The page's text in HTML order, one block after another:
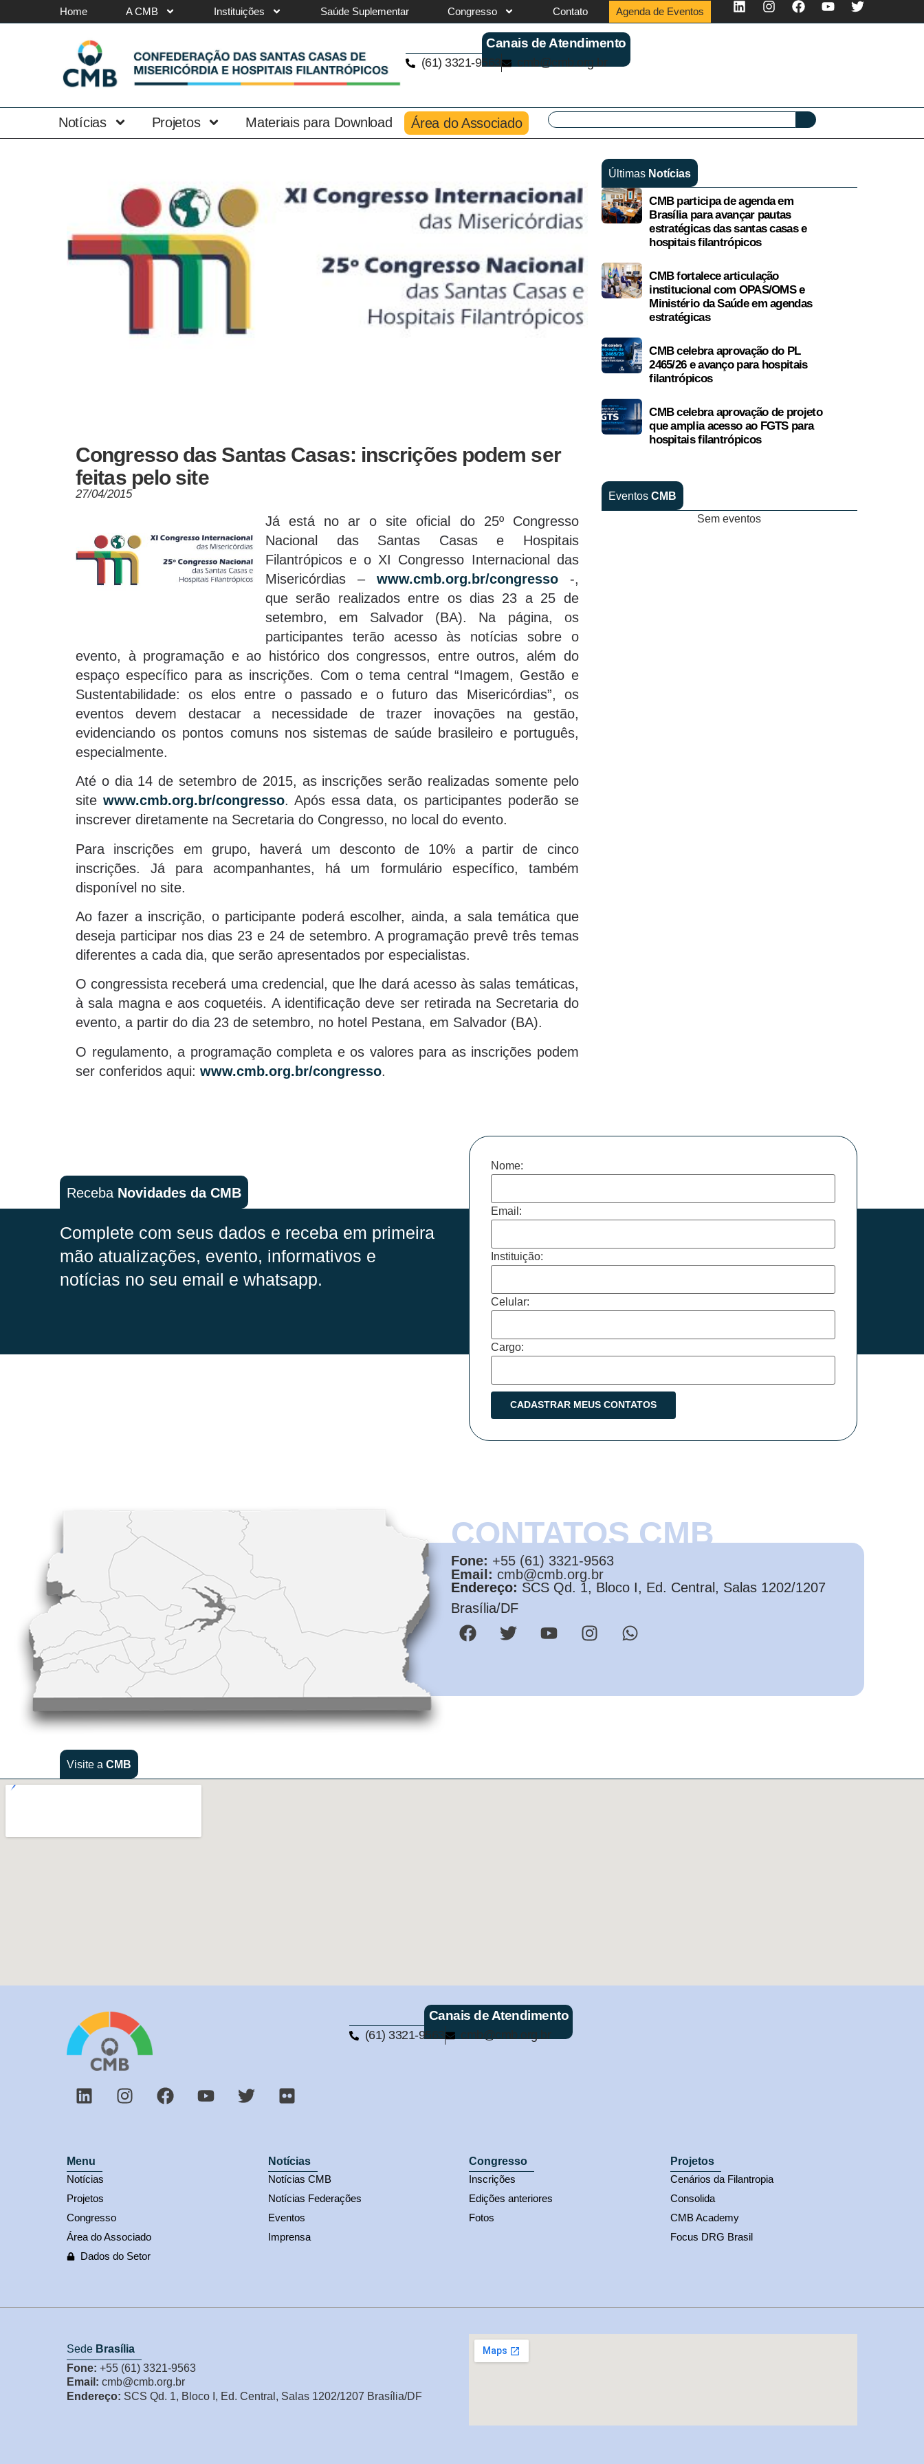
Home A CMB Instituições Saúde Suplementar Congresso Contato Agenda de Eventos
Canais de Atendimento
(61) 3321-9563 cmb@cmb.org.br
Notícias Projetos Materiais para Download Área do Associado
Congresso das Santas Casas: inscrições podem ser
feitas pelo site
27/04/2015
Já está no ar o site oficial do 25º Congresso
Nacional das Santas Casas e Hospitais
Filantrópicos e o XI Congresso Internacional das
Misericórdias – www.cmb.org.br/congresso-,
que serão realizados entre os dias 23 a 25 de
setembro, em Salvador (BA). Na página, os
participantes terão acesso às notícias sobre o
evento, à programação e ao histórico dos congressos, entre outros, além do
espaço específico para as inscrições. Com o tema central “Imagem, Gestão e
Sustentabilidade: os elos entre o passado e o futuro das Misericórdias”, os
eventos devem destacar a necessidade de trazer inovações na gestão,
evidenciando os pontos comuns nos sistemas de saúde brasileiro e português,
especialmente.
Até o dia 14 de setembro de 2015, as inscrições serão realizadas somente pelo
site www.cmb.org.br/congresso. Após essa data, os participantes poderão se
inscrever diretamente na Secretaria do Congresso, no local do evento.
Para inscrições em grupo, haverá um desconto de 10% a partir de cinco
inscrições. Já para acompanhantes, há um formulário específico, também
disponível no site.
Ao fazer a inscrição, o participante poderá escolher, ainda, a sala temática que
deseja participar nos dias 23 e 24 de setembro. A programação prevê três temas
diferentes a cada dia, que serão apresentados por especialistas.
O congressista receberá uma credencial, que lhe dará acesso às salas temáticas,
à sala magna e aos coquetéis. A identificação deve ser retirada na Secretaria do
evento, a partir do dia 23 de setembro, no hotel Pestana, em Salvador (BA).
O regulamento, a programação completa e os valores para as inscrições podem
ser conferidos aqui: www.cmb.org.br/congresso.
Últimas Notícias
CMB participa de agenda em
Brasília para avançar pautas
estratégicas das santas casas e
hospitais filantrópicos
CMB fortalece articulação
institucional com OPAS/OMS e
Ministério da Saúde em agendas
estratégicas
CMB celebra aprovação do PL
2465/26 e avanço para hospitais
filantrópicos
CMB celebra aprovação de projeto
que amplia acesso ao FGTS para
hospitais filantrópicos
Eventos CMB
Sem eventos
Receba Novidades da CMB
Complete com seus dados e receba em primeira
mão atualizações, evento, informativos e
notícias no seu email e whatsapp.
Nome:
Email:
Instituição:
Celular:
Cargo:
CONTATOS CMB
Fone: +55 (61) 3321-9563
Email: cmb@cmb.org.br
Endereço: SCS Qd. 1, Bloco I, Ed. Central, Salas 1202/1207
Brasília/DF
Visite a CMB
Canais de Atendimento
(61) 3321-9563 cmb@cmb.org.br
Menu
Notícias
Projetos
Congresso
Área do Associado
Dados do Setor
Notícias
Notícias CMB
Notícias Federações
Eventos
Imprensa
Congresso
Inscrições
Edições anteriores
Fotos
Projetos
Cenários da Filantropia
Consolida
CMB Academy
Focus DRG Brasil
Sede Brasília
Fone: +55 (61) 3321-9563
Email: cmb@cmb.org.br
Endereço: SCS Qd. 1, Bloco I, Ed. Central, Salas 1202/1207 Brasília/DF